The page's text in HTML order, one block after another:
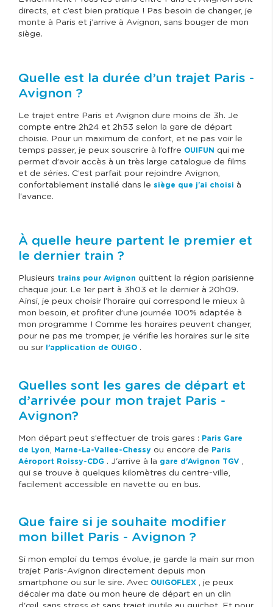
directs, et c’est bien pratique ! Pas besoin de changer, je
monte à Paris et j’arrive à Avignon, sans bouger de mon
siège.
Quelle est la durée d’un trajet Paris -
Avignon ?
Le trajet entre Paris et Avignon dure moins de 3h. Je
compte entre 2h24 et 2h53 selon la gare de départ
choisie. Pour un maximum de confort, et ne pas voir le
temps passer, je peux souscrire à l’offre OUIFUN qui me
permet d’avoir accès à un très large catalogue de films
et de séries. C’est parfait pour rejoindre Avignon,
confortablement installé dans le siège que j'ai choisi à
l'avance.
À quelle heure partent le premier et
le dernier train ?
Plusieurs trains pour Avignon quittent la région parisienne
chaque jour. Le 1er part à 3h03 et le dernier à 20h09.
Ainsi, je peux choisir l’horaire qui correspond le mieux à
mon besoin, et profiter d’une journée 100% adaptée à
mon programme ! Comme les horaires peuvent changer,
pour ne pas me tromper, je vérifie les horaires sur le site
ou sur l’application de OUIGO .
Quelles sont les gares de départ et
d’arrivée pour mon trajet Paris -
Avignon?
Mon départ peut s’effectuer de trois gares : Paris Gare
de Lyon, Marne-La-Vallee-Chessy ou encore de Paris
Aéroport Roissy-CDG . J'arrive à la gare d'Avignon TGV ,
qui se trouve à quelques kilomètres du centre-ville,
facilement accessible en navette ou en bus.
Que faire si je souhaite modifier
mon billet Paris - Avignon ?
Si mon emploi du temps évolue, je garde la main sur mon
trajet Paris-Avignon directement depuis mon
smartphone ou sur le sire. Avec OUIGOFLEX , je peux
décaler ma date ou mon heure de départ en un clin